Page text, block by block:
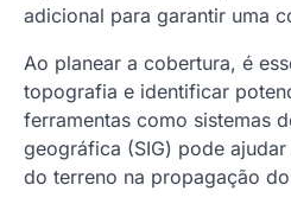
adicional para garantir uma
Ao planear a cobertura, é
topografia e identificar
ferramentas como sistemas
geográfica (SIG) pode
do terreno na propagação